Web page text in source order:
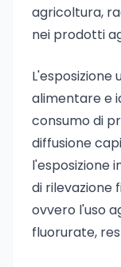
agricoltura,
nei prodotti
L'esposizione
alimentare e
consumo di
diffusione
l'esposizione
di rilevazione
ovvero l'uso
fluorurate,